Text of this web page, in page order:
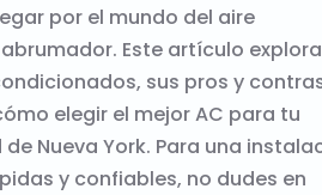
por el mundo del aire
Este artículo
sus pros y
elegir el mejor AC para tu
Nueva York. Para una
y confiables, no dudes en